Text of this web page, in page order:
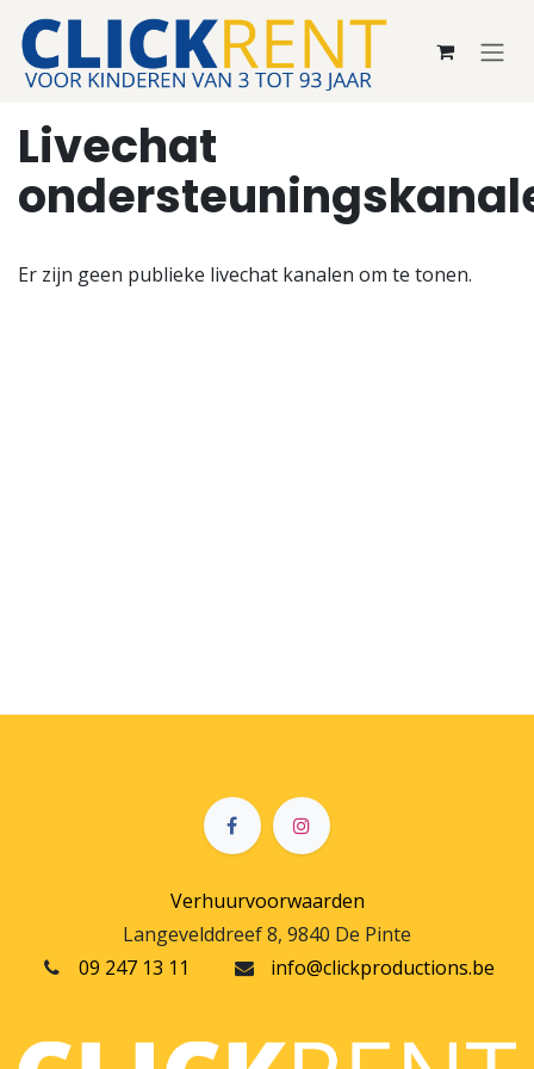
Overslaan naar inhoud
Livechat
Er zijn geen publieke livechat kanalen om te tonen.
Verhuurvoorwaarden
Langevelddreef 8, 9840 De Pinte
09 247 13 11
info@clickproductions.be